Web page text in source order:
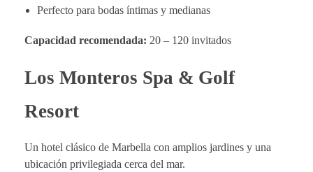
Perfecto para bodas íntimas y medianas
Capacidad recomendada: 20 – 120 invitados
Los Monteros Spa & Golf
Resort
Un hotel clásico de Marbella con amplios jardines y una
ubicación privilegiada cerca del mar.